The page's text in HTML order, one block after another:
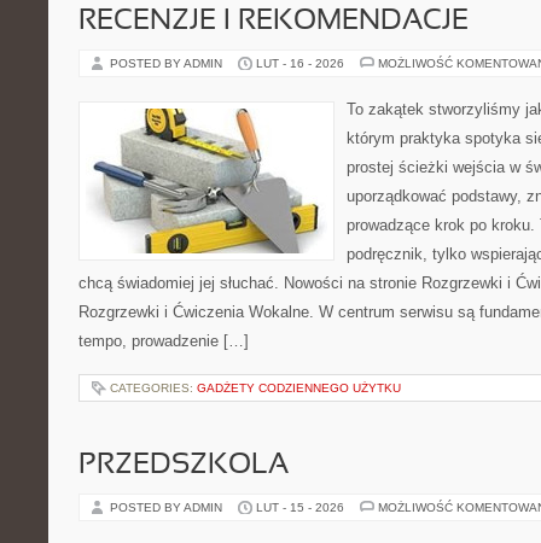
RECENZJE I REKOMENDACJE
POSTED BY ADMIN LUT - 16 - 2026 MOŻLIWOŚĆ
To zakątek stworzyliśmy
którym praktyka spotyka
prostej ścieżki wejścia w
uporządkować podstawy,
prowadzące krok po
podręcznik, tylko
chcą świadomiej jej słuchać. Nowości na stronie Rozgrzewki i
Rozgrzewki i Ćwiczenia Wokalne. W centrum serwisu są
tempo, prowadzenie […]
CATEGORIES: GADŻETY CODZIENNEGO UŻYTKU
PRZEDSZKOLA
POSTED BY ADMIN LUT - 15 - 2026 MOŻLIWOŚĆ